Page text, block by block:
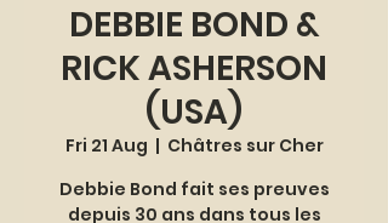
DEBBIE BOND &
RICK ASHERSON
(USA)
Fri 21 Aug
  |
Châtres sur Cher
Debbie Bond fait ses preuves
depuis 30 ans dans tous les